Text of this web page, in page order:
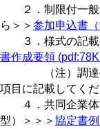
２．制限付一般
ら＞＞ 参加申込書
３．様式の記載
書作成要領
（注）調達公
項目に記載してくだ
４．共同企業体
型）＞＞＞ 協定書例